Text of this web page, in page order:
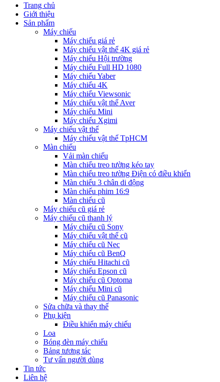
Trang chủ
Giới thiệu
Sản phẩm
Máy chiếu
Máy chiếu giá rẻ
Máy chiếu vật thể 4K giá rẻ
Máy chiếu Hội trường
Máy chiếu Full HD 1080
Máy chiếu Yaber
Máy chiếu 4K
Máy chiếu Viewsonic
Máy chiếu vật thể Aver
Máy chiếu Mini
Máy chiếu Xgimi
Máy chiếu vật thể
Máy chiếu vật thể TpHCM
Màn chiếu
Vải màn chiếu
Màn chiếu treo tường kéo tay
Màn chiếu treo tường Điện có điều khiển
Màn chiếu 3 chân di động
Màn chiếu phim 16:9
Màn chiếu cũ
Máy chiếu cũ giá rẻ
Máy chiếu cũ thanh lý
Máy chiếu cũ Sony
Máy chiếu vật thể cũ
Máy chiếu cũ Nec
Máy chiếu cũ BenQ
Máy chiếu Hitachi cũ
Máy chiếu Epson cũ
Máy chiếu cũ Optoma
Máy chiếu Mini cũ
Máy chiếu cũ Panasonic
Sửa chữa và thay thế
Phụ kiện
Điều khiển máy chiếu
Loa
Bóng đèn máy chiếu
Bảng tương tác
Tư vấn người dùng
Tin tức
Liên hệ